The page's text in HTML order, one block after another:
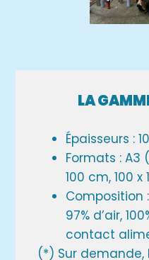
LA
Épaisseurs :
Formats : A3
100 cm, 100
Composition
97% d’air,
contact
(*) Sur